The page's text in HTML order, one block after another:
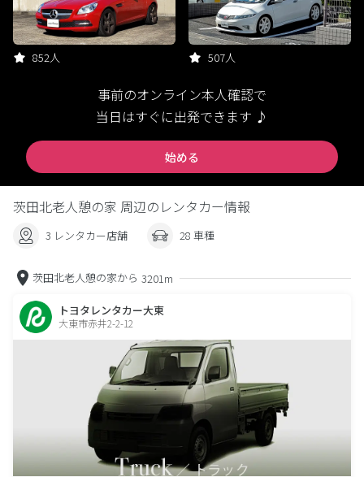
852人 507人
事前のオンライン本人確認で
当日はすぐに出発できます ♪
始める
茨田北老人憩の家 周辺のレンタカー情報
3 レンタカー店舗 28 車種
茨田北老人憩の家から 3201m
トヨタレンタカー大東
大東市赤井2-2-12